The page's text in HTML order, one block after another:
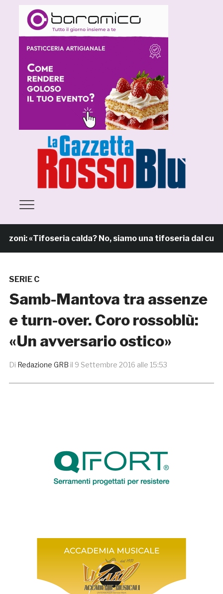
«Tifoseria calda? No, siamo una tifoseria dal cuore
SERIE C
Samb-Mantova tra assenze
e turn-over. Coro rossoblù:
«Un avversario ostico»
Di Redazione GRB il 9 Settembre 2016 alle 15:53